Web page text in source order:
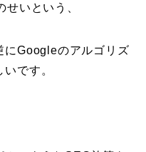
いという、
にGoogleのアルゴリズ
です。